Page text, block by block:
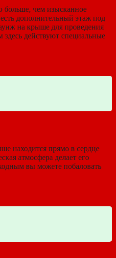
больше, чем изысканное
дополнительный этаж под
на крыше для проведения
действуют специальные
находится прямо в сердце
атмосфера делает его
вы можете побаловать